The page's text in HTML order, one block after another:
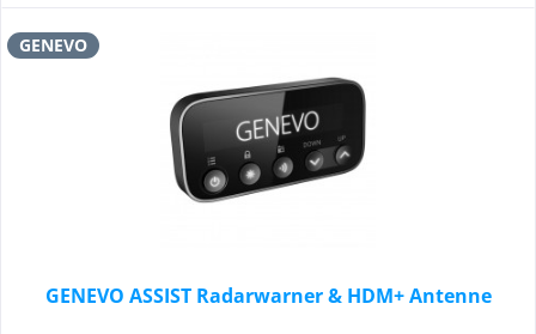
GENEVO
GENEVO ASSIST Radarwarner & HDM+ Antenne